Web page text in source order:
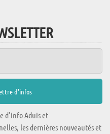
d'info Aduis et
les dernières nouveautés et